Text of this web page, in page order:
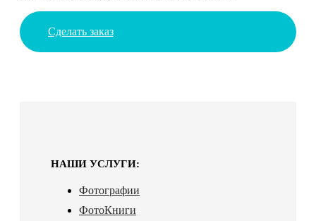
Сделать заказ
НАШИ УСЛУГИ:
Фотографии
ФотоКниги